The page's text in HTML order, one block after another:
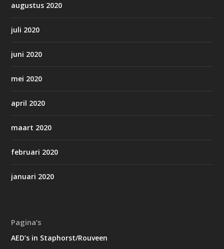
augustus 2020
juli 2020
juni 2020
mei 2020
april 2020
maart 2020
februari 2020
januari 2020
Pagina’s
AED’s in Staphorst/Rouveen